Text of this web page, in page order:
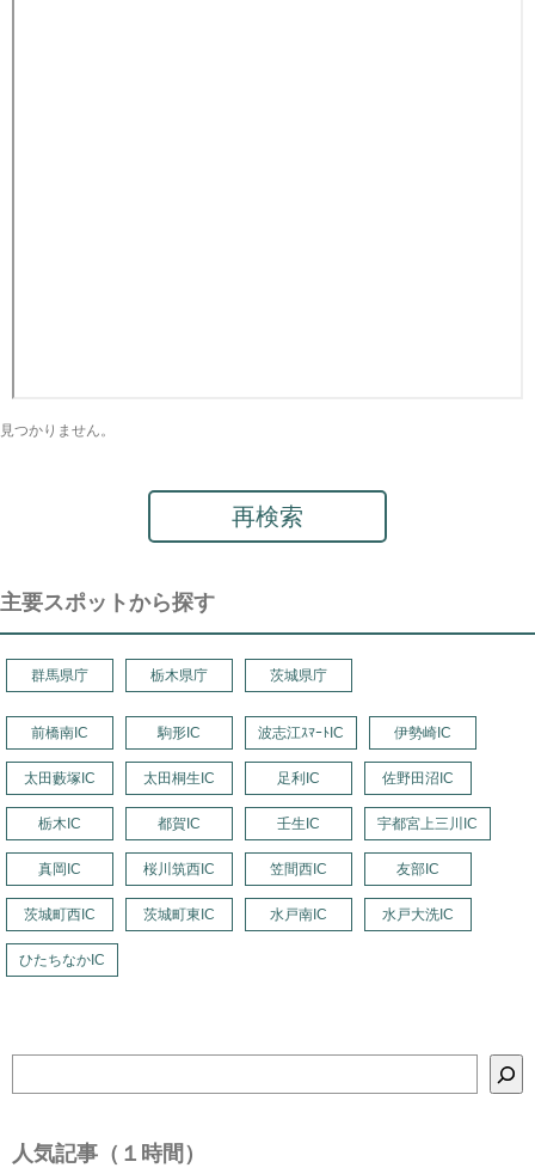
見つかりません。
再検索
主要スポットから探す
群馬県庁 栃木県庁 茨城県庁
前橋南IC 駒形IC 波志江ｽﾏｰﾄIC 伊勢崎IC
太田藪塚IC 太田桐生IC 足利IC 佐野田沼IC
栃木IC 都賀IC 壬生IC 宇都宮上三川IC
真岡IC 桜川筑西IC 笠間西IC 友部IC
茨城町西IC 茨城町東IC 水戸南IC 水戸大洗IC
ひたちなかIC
索
人気記事（１時間）